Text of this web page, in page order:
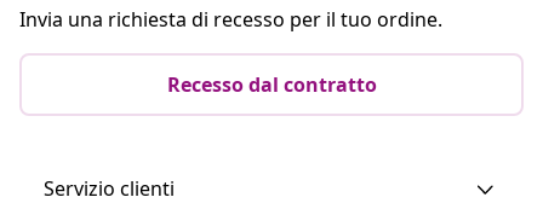
Invia una richiesta di recesso per il tuo ordine.
Recesso dal contratto
Servizio clienti